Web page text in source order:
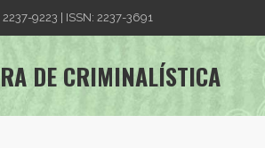
2237-9223 | ISSN: 2237-3691
DE CRIMINALÍSTICA